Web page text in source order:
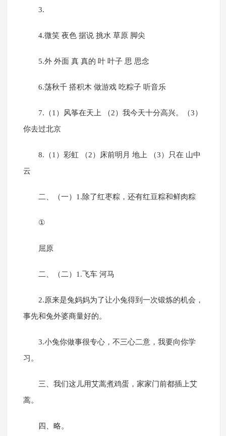
3.
4.微笑 夜色 据说 挑水 草原 脚尖
5.外 外面 真 真的 叶 叶子 思 思念
6.荡秋千 搭积木 做游戏 吃粽子 听音乐
7.（1）风筝在天上 （2）我今天十分高兴。（3）
你去过北京
8.（1）彩虹 （2）床前明月 地上 （3）只在 山中
云
二、（一）1.除了红枣粽，还有红豆粽和鲜肉粽
①
屈原
二、（二）1.飞车 河马
2.原来是兔妈妈为了让小兔得到一次锻炼的机会，
事先和兔外婆商量好的。
3.小兔你做事很专心，不三心二意，我要向你学
习。
三、我们这儿用艾蒿煮鸡蛋，家家门前都插上艾
蒿。
四、略。